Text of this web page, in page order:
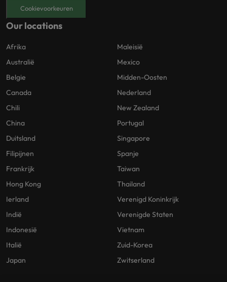
Cookievoorkeuren
Our locations
Afrika
Australië
Belgie
Canada
Chili
China
Duitsland
Filipijnen
Frankrijk
Hong Kong
Ierland
Indië
Indonesië
Italië
Japan
Maleisië
Mexico
Midden-Oosten
Nederland
New Zealand
Portugal
Singapore
Spanje
Taiwan
Thailand
Verenigd Koninkrijk
Verenigde Staten
Vietnam
Zuid-Korea
Zwitserland